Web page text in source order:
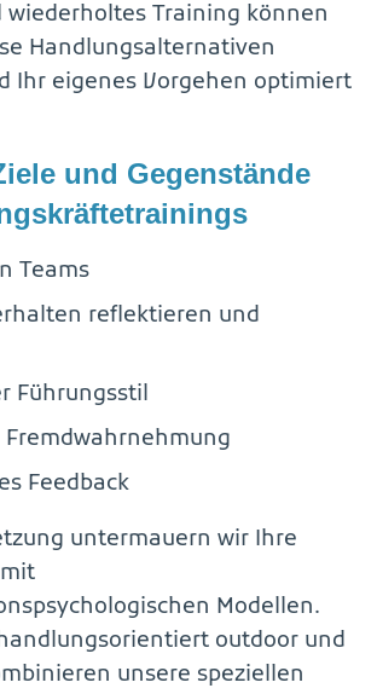
wiederholtes Training können
Handlungsalternativen
Ihr eigenes Vorgehen optimiert
und Gegenstände
Teams
reflektieren und
Führungsstil
Fremdwahrnehmung
Feedback
untermauern wir Ihre
Modellen.
outdoor und
unsere speziellen